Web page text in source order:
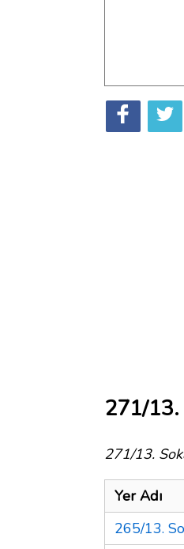
271/13.
271/13.
Yer Adı
265/13.